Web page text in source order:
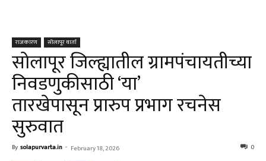
राजकारण सोलापूर वार्ता
सोलापूर जिल्ह्यातील ग्रामपंचायतीच्या
निवडणुकीसाठी ‘या’
तारखेपासून प्रारुप प्रभाग रचनेस
सुरुवात
By solapurvarta.in - February 18, 2026 0